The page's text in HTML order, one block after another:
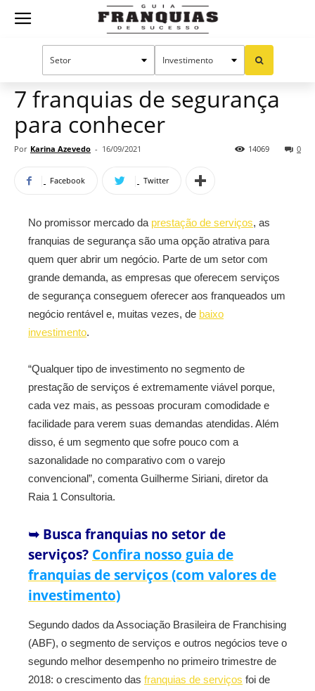
Guia
Oportunidades e tendências Franquias por setor Serviços
7 franquias de segurança
para conhecer
Por Karina Azevedo - 16/09/2021 0
14069
Facebook Twitter
No promissor mercado da prestação de serviços, as
franquias de segurança são uma opção atrativa para
quem quer abrir um negócio. Parte de um setor com
grande demanda, as empresas que oferecem serviços
de segurança conseguem oferecer aos franqueados um
negócio rentável e, muitas vezes, de baixo
investimento.
“Qualquer tipo de investimento no segmento de
prestação de serviços é extremamente viável porque,
cada vez mais, as pessoas procuram comodidade e
facilidade para verem suas demandas atendidas. Além
disso, é um segmento que sofre pouco com a
sazonalidade no comparativo com o varejo
convencional”, comenta Guilherme Siriani, diretor da
Raia 1 Consultoria.
➥ Busca franquias no setor de
serviços? Confira nosso guia de
franquias de serviços (com valores de
investimento)
Segundo dados da Associação Brasileira de Franchising
(ABF), o segmento de serviços e outros negócios teve o
segundo melhor desempenho no primeiro trimestre de
2018: o crescimento das franquias de serviços foi de